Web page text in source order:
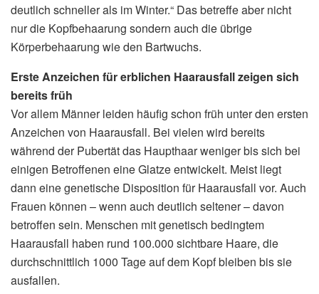
deutlich schneller als im Winter.“ Das betreffe aber nicht
nur die Kopfbehaarung sondern auch die übrige
Körperbehaarung wie den Bartwuchs.
Erste Anzeichen für erblichen Haarausfall zeigen sich
bereits früh
Vor allem Männer leiden häufig schon früh unter den ersten
Anzeichen von Haarausfall. Bei vielen wird bereits
während der Pubertät das Haupthaar weniger bis sich bei
einigen Betroffenen eine Glatze entwickelt. Meist liegt
dann eine genetische Disposition für Haarausfall vor. Auch
Frauen können – wenn auch deutlich seltener – davon
betroffen sein. Menschen mit genetisch bedingtem
Haarausfall haben rund 100.000 sichtbare Haare, die
durchschnittlich 1000 Tage auf dem Kopf bleiben bis sie
ausfallen.